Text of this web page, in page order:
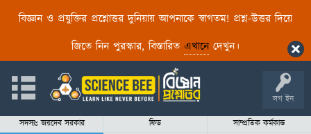
বিজ্ঞান ও প্রযুক্তির প্রশ্নোত্তর দুনিয়ায় আপনাকে স্বাগতম! প্রশ্ন-উত্তর দিয়ে
জিতে নিন পুরস্কার, বিস্তারিত এখানেদেখুন।
লগ ইন
সদস্যঃ জয়দেব সরকার ফিড
সাম্প্রতিক কর্মকান্ড